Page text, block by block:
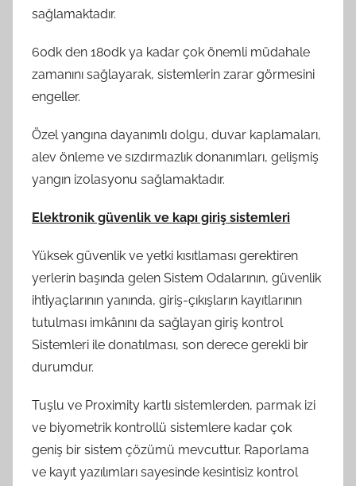
sağlamaktadır.
60dk den 180dk ya kadar çok önemli müdahale
zamanını sağlayarak, sistemlerin zarar görmesini
engeller.
Özel yangına dayanımlı dolgu, duvar kaplamaları,
alev önleme ve sızdırmazlık donanımları, gelişmiş
yangın izolasyonu sağlamaktadır.
Elektronik güvenlik ve kapı giriş sistemleri
Yüksek güvenlik ve yetki kısıtlaması gerektiren
yerlerin başında gelen Sistem Odalarının, güvenlik
ihtiyaçlarının yanında, giriş-çıkışların kayıtlarının
tutulması imkânını da sağlayan giriş kontrol
Sistemleri ile donatılması, son derece gerekli bir
durumdur.
Tuşlu ve Proximity kartlı sistemlerden, parmak izi
ve biyometrik kontrollü sistemlere kadar çok
geniş bir sistem çözümü mevcuttur. Raporlama
ve kayıt yazılımları sayesinde kesintisiz kontrol